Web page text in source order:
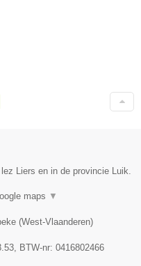
Liers en in de provincie Luik.
maps ▼
(West-Vlaanderen)
, BTW-nr: 0416802466